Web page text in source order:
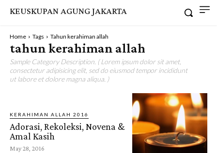
KEUSKUPAN AGUNG JAKARTA
Home Tags Tahun kerahiman allah
tahun kerahiman allah
Sample Category Description. ( Lorem ipsum dolor sit amet,
consectetur adipisicing elit, sed do eiusmod tempor incididunt
ut labore et dolore magna aliqua. )
KERAHIMAN ALLAH 2016
Adorasi, Rekoleksi, Novena &
Amal Kasih
May 28, 2016